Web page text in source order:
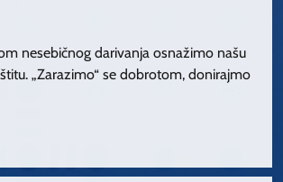
nesebičnog darivanja osnažimo našu
„Zarazimo“ se dobrotom, donirajmo